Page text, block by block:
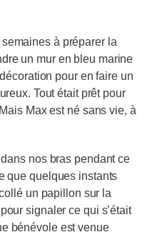
à préparer la
un mur en bleu marine
pour en faire un
Tout était prêt pour
Max est né sans vie, à
nos bras pendant ce
que quelques instants
un papillon sur la
signaler ce qui s’était
bénévole est venue